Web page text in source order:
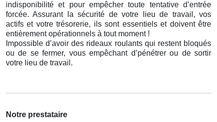
indisponibilité et pour empêcher toute tentative d’entrée
forcée. Assurant la sécurité de votre lieu de travail, vos
actifs et votre trésorerie, ils sont essentiels et doivent être
entièrement opérationnels à tout moment !
Impossible d’avoir des rideaux roulants qui restent bloqués
ou de se fermer, vous empêchant d’pénétrer ou de sortir
votre lieu de travail.
Notre prestataire